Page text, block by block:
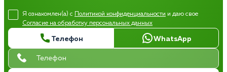
Телефон WhatsApp
Я ознакомлен(а) с Политикой конфиденциальности и даю свое
Согласие на обработку персональных данных